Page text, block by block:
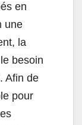
en
une
la
besoin
Afin de
pour